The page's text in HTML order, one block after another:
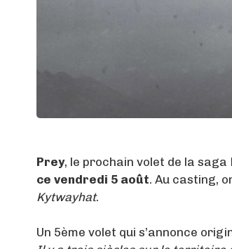
Prey, le prochain volet de la
ce vendredi 5 août. Au casting,
Kytwayhat.
Un 5ème volet qui s’annonce